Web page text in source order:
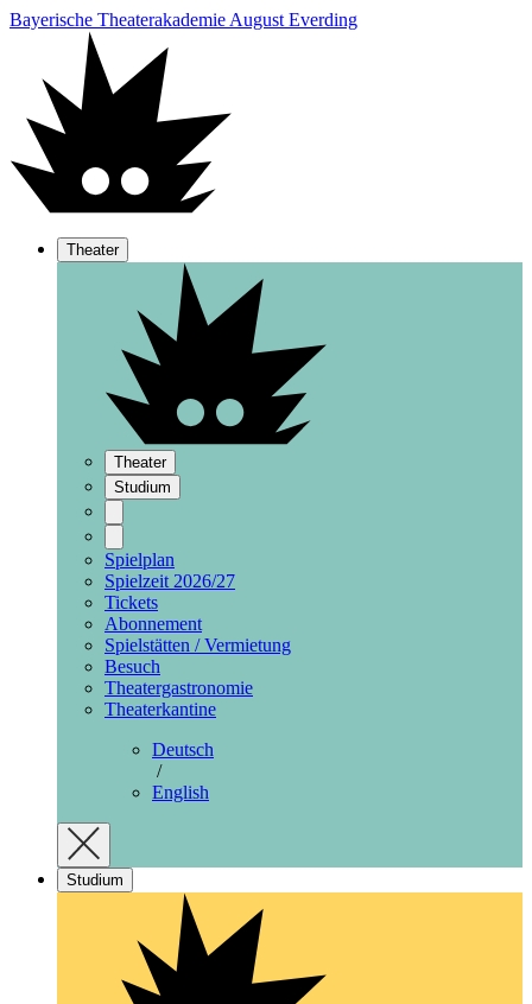
Bayerische Theaterakademie August Everding
Theater
Theater
Studium
Spielplan
Spielzeit 2026/27
Tickets
Abonnement
Spielstätten / Vermietung
Besuch
Theatergastronomie
Theaterkantine
Deutsch
/
English
Studium